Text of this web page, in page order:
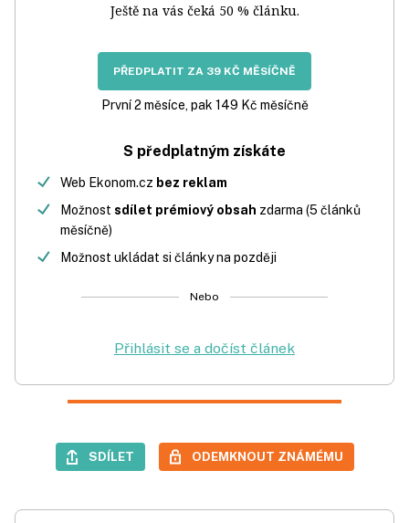
Ještě na vás čeká 50 % článku.
PŘEDPLATIT ZA 39 KČ MĚSÍČNĚ
První 2 měsíce, pak 149 Kč měsíčně
S předplatným získáte
Web Ekonom.cz bez reklam
Možnost sdílet prémiový obsah zdarma (5 článků
měsíčně)
Možnost ukládat si články na později
Nebo
Přihlásit se a dočíst článek
SDÍLET ODEMKNOUT ZNÁMÉMU